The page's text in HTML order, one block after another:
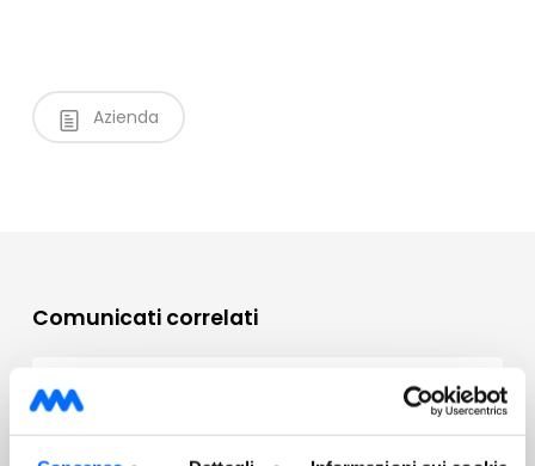
Azienda
Comunicati correlati
AZIENDA